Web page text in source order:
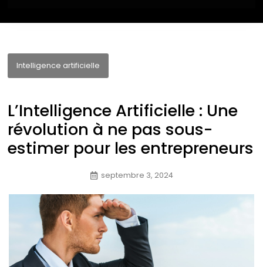
Intelligence artificielle
L’Intelligence Artificielle : Une
révolution à ne pas sous-
estimer pour les entrepreneurs
septembre 3, 2024